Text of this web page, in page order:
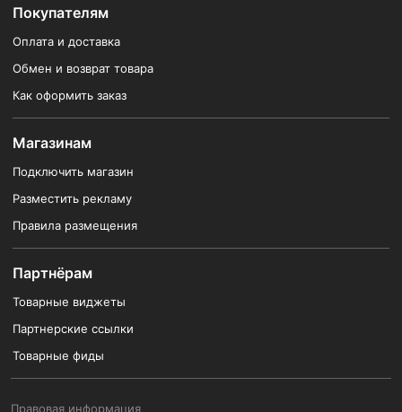
Покупателям
Оплата и доставка
Обмен и возврат товара
Как оформить заказ
Магазинам
Подключить магазин
Разместить рекламу
Правила размещения
Партнёрам
Товарные виджеты
Партнерские ссылки
Товарные фиды
Правовая информация